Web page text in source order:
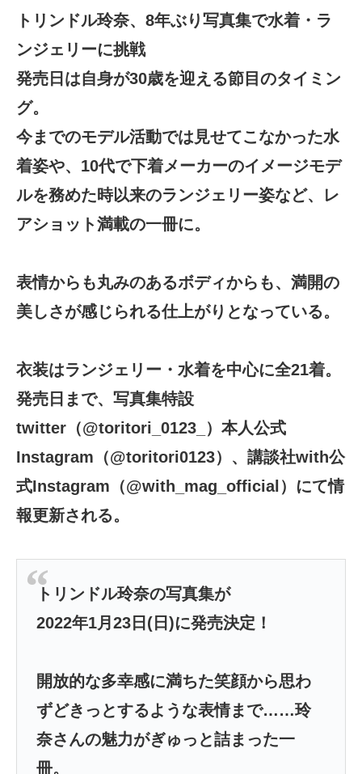
トリンドル玲奈、8年ぶり写真集で水着・ラ
ンジェリーに挑戦
発売日は自身が30歳を迎える節目のタイミン
グ。
今までのモデル活動では見せてこなかった水
着姿や、10代で下着メーカーのイメージモデ
ルを務めた時以来のランジェリー姿など、レ
アショット満載の一冊に。
表情からも丸みのあるボディからも、満開の
美しさが感じられる仕上がりとなっている。
衣装はランジェリー・水着を中心に全21着。
発売日まで、写真集特設
twitter（@toritori_0123_）本人公式
Instagram（@toritori0123）、講談社with公
式Instagram（@with_mag_official）にて情
報更新される。
トリンドル玲奈の写真集が
2022年1月23日(日)に発売決定！
開放的な多幸感に満ちた笑顔から思わ
ずどきっとするような表情まで……玲
奈さんの魅力がぎゅっと詰まった一
冊。